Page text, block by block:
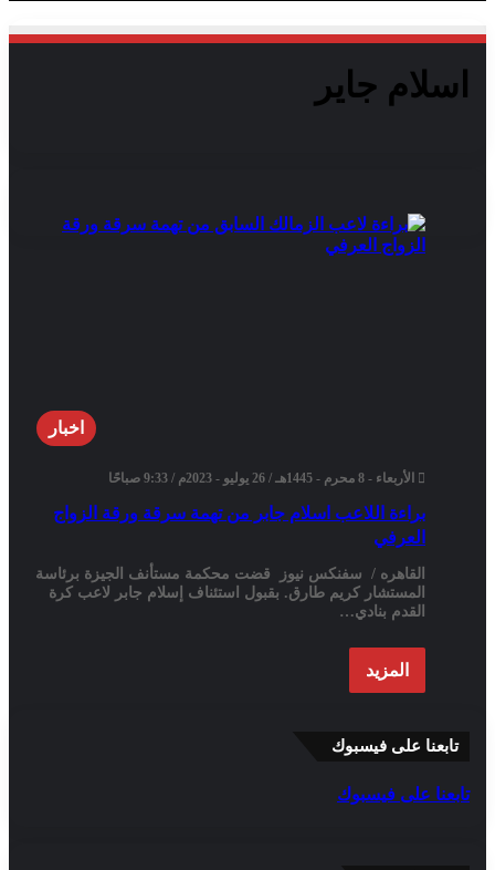
اسلام جاير
اخبار
الأربعاء - 8 محرم - 1445هـ / 26 يوليو - 2023م / 9:33 صباحًا
براءة اللاعب اسلام جابر من تهمة سرقة ورقة الزواج
العرفي
القاهره / سفنكس نيوز قضت محكمة مستأنف الجيزة برئاسة
المستشار كريم طارق. بقبول استئناف إسلام جابر لاعب كرة
القدم بنادي…
المزيد
تابعنا على فيسبوك
تابعنا على فيسبوك